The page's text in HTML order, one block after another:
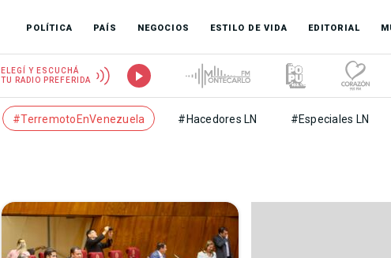
POLÍTICA PAÍS NEGOCIOS ESTILO DE VIDA EDITORIAL
ELEGÍ Y ESCUCHÁ
TU RADIO PREFERIDA
#TerremotoEnVenezuela #Hacedores LN #Especiales LN